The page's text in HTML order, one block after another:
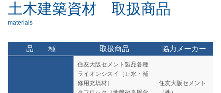
土木建築資材 取扱商品
品 種 取扱商品 協力メーカー
住友大阪セメント製品各種
ライオンシスイ（止水・補
修用充填材）
住友大阪セメント